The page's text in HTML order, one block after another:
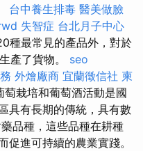
台中養生排毒 醫美做臉
失智症 台北月子中心
種最常見的產品外，對於
產了貨物。 seo
外燴廠商 宜蘭徵信社 柬
萄栽培和葡萄酒活動是國
具有長期的傳統，具有數
品種，這些品種在耕種
進可持續的農業實踐。